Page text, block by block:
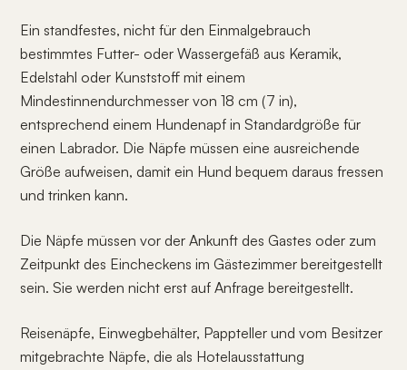
Ein standfestes, nicht für den Einmalgebrauch
bestimmtes Futter- oder Wassergefäß aus Keramik,
Edelstahl oder Kunststoff mit einem
Mindestinnendurchmesser von 18 cm (7 in),
entsprechend einem Hundenapf in Standardgröße für
einen Labrador. Die Näpfe müssen eine ausreichende
Größe aufweisen, damit ein Hund bequem daraus fressen
und trinken kann.
Die Näpfe müssen vor der Ankunft des Gastes oder zum
Zeitpunkt des Eincheckens im Gästezimmer bereitgestellt
sein. Sie werden nicht erst auf Anfrage bereitgestellt.
Reisenäpfe, Einwegbehälter, Pappteller und vom Besitzer
mitgebrachte Näpfe, die als Hotelausstattung